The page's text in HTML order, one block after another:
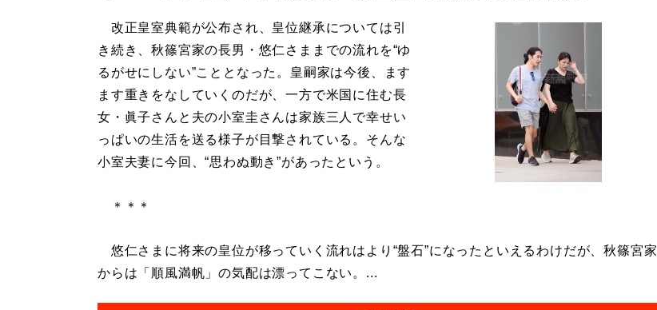
改正皇室典範が公布され、皇位継承については引
き続き、秋篠宮家の長男・悠仁さままでの流れを“ゆ
るがせにしない”こととなった。皇嗣家は今後、ます
ます重きをなしていくのだが、一方で米国に住む長
女・眞子さんと夫の小室圭さんは家族三人で幸せい
っぱいの生活を送る様子が目撃されている。そんな
小室夫妻に今回、“思わぬ動き”があったという。
＊＊＊
悠仁さまに将来の皇位が移っていく流れはより“盤石”になったといえるわけだが、秋篠宮家
からは「順風満帆」の気配は漂ってこない。...